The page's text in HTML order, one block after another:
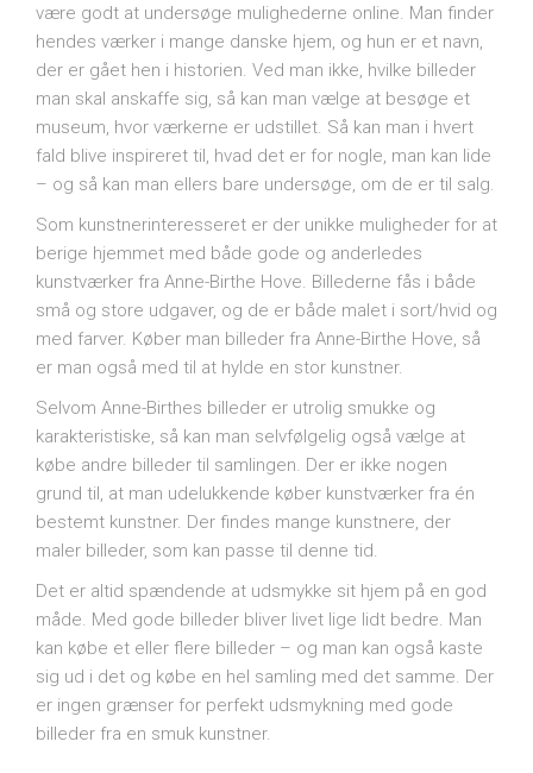
være godt at undersøge mulighederne online. Man finder
hendes værker i mange danske hjem, og hun er et navn,
der er gået hen i historien. Ved man ikke, hvilke billeder
man skal anskaffe sig, så kan man vælge at besøge et
museum, hvor værkerne er udstillet. Så kan man i hvert
fald blive inspireret til, hvad det er for nogle, man kan lide
– og så kan man ellers bare undersøge, om de er til salg.
Som kunstnerinteresseret er der unikke muligheder for at
berige hjemmet med både gode og anderledes
kunstværker fra Anne-Birthe Hove. Billederne fås i både
små og store udgaver, og de er både malet i sort/hvid og
med farver. Køber man billeder fra Anne-Birthe Hove, så
er man også med til at hylde en stor kunstner.
Selvom Anne-Birthes billeder er utrolig smukke og
karakteristiske, så kan man selvfølgelig også vælge at
købe andre billeder til samlingen. Der er ikke nogen
grund til, at man udelukkende køber kunstværker fra én
bestemt kunstner. Der findes mange kunstnere, der
maler billeder, som kan passe til denne tid.
Det er altid spændende at udsmykke sit hjem på en god
måde. Med gode billeder bliver livet lige lidt bedre. Man
kan købe et eller flere billeder – og man kan også kaste
sig ud i det og købe en hel samling med det samme. Der
er ingen grænser for perfekt udsmykning med gode
billeder fra en smuk kunstner.